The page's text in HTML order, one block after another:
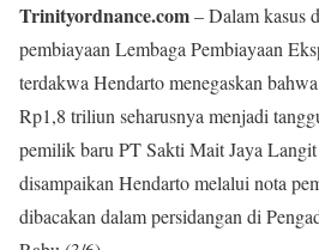
Trinityordnance.com– Dalam kasus
pembiayaan Lembaga Pembiayaan
terdakwa Hendarto menegaskan
Rp1,8 triliun seharusnya menjadi
pemilik baru PT Sakti Mait Jaya
disampaikan Hendarto melalui nota
dibacakan dalam persidangan di